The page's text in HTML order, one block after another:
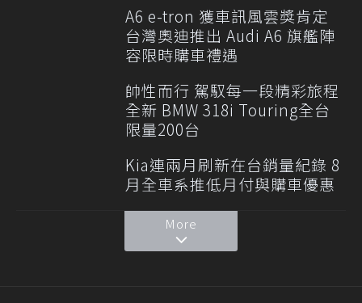
A6 e-tron 獲車訊風雲獎肯定
台灣奧迪推出 Audi A6 旗艦陣
容限時購車禮遇
帥性而行 駕馭每一段精彩旅程
全新 BMW 318i Touring全台
限量200台
Kia連兩月刷新在台銷量紀錄 8
月全車系推低月付與購車優惠
More